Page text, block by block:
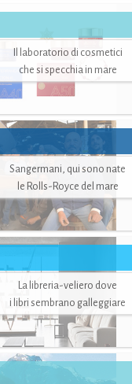
Il laboratorio di cosmetici
che si specchia in mare
Sangermani, qui sono nate
le Rolls-Royce del mare
La libreria-veliero dove
i libri sembrano galleggiare